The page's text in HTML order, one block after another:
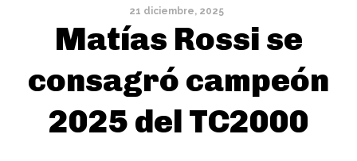
21 diciembre, 2025
Matías Rossi se
consagró campeón
2025 del TC2000